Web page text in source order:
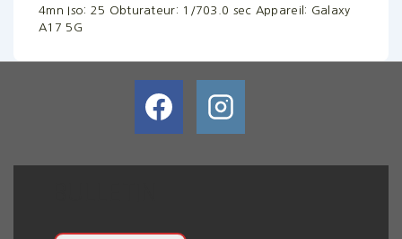
4mn Iso: 25 Obturateur: 1/703.0 sec Appareil: Galaxy
A17 5G